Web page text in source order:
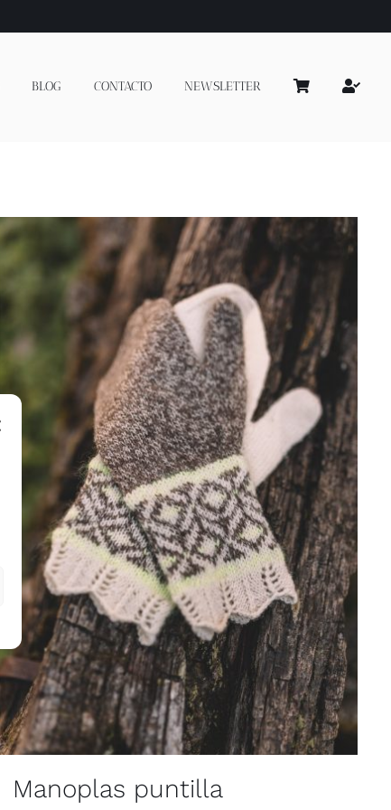
BLOG CONTACTO NEWSLETTER
Manoplas puntilla